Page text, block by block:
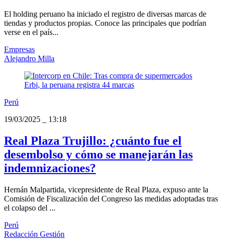
El holding peruano ha iniciado el registro de diversas marcas de
tiendas y productos propias. Conoce las principales que podrían
verse en el país...
Empresas
Alejandro Milla
Perú
19/03/2025
13:18
Real Plaza Trujillo: ¿cuánto fue el
desembolso y cómo se manejarán las
indemnizaciones?
Hernán Malpartida, vicepresidente de Real Plaza, expuso ante la
Comisión de Fiscalización del Congreso las medidas adoptadas tras
el colapso del ...
Perú
Redacción Gestión